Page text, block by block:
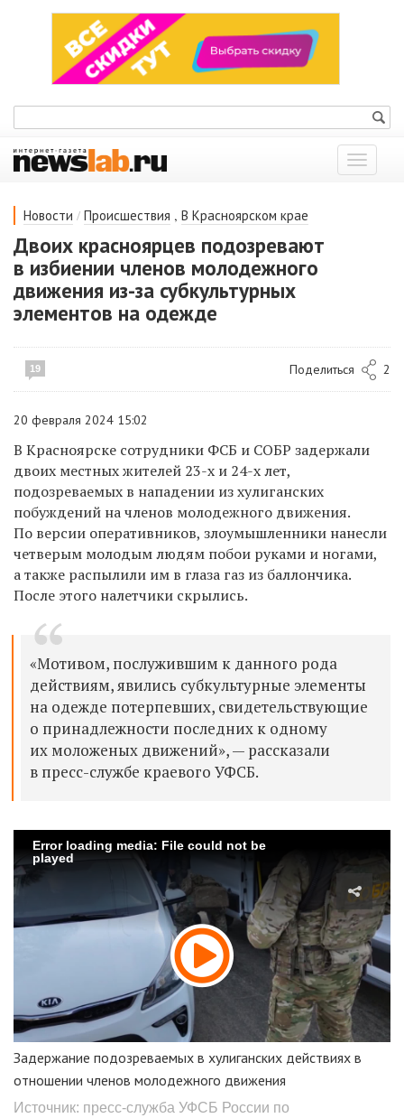
Показать
меню
Новости / Происшествия , В Красноярском крае
Двоих красноярцев подозревают
в избиении членов молодежного
движения из-за субкультурных
элементов на одежде
19 Поделиться 2
20 февраля 2024 15:02
В Красноярске сотрудники ФСБ и СОБР задержали
двоих местных жителей 23-х и 24-х лет,
подозреваемых в нападении из хулиганских
побуждений на членов молодежного движения.
По версии оперативников, злоумышленники нанесли
четверым молодым людям побои руками и ногами,
а также распылили им в глаза газ из баллончика.
После этого налетчики скрылись.
«Мотивом, послужившим к данного рода
действиям, явились субкультурные элементы
на одежде потерпевших, свидетельствующие
о принадлежности последних к одному
их моложеных движений», — рассказали
в пресс-службе краевого УФСБ.
Error loading media: File could not be
played
Задержание подозреваемых в хулиганских действиях в
отношении членов молодежного движения
Источник: пресс-служба УФСБ России по